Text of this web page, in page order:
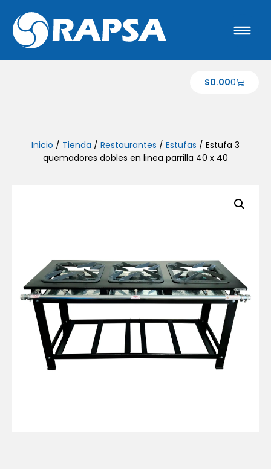
$0.000
Inicio / Tienda / Restaurantes / Estufas / Estufa 3
quemadores dobles en linea parrilla 40 x 40